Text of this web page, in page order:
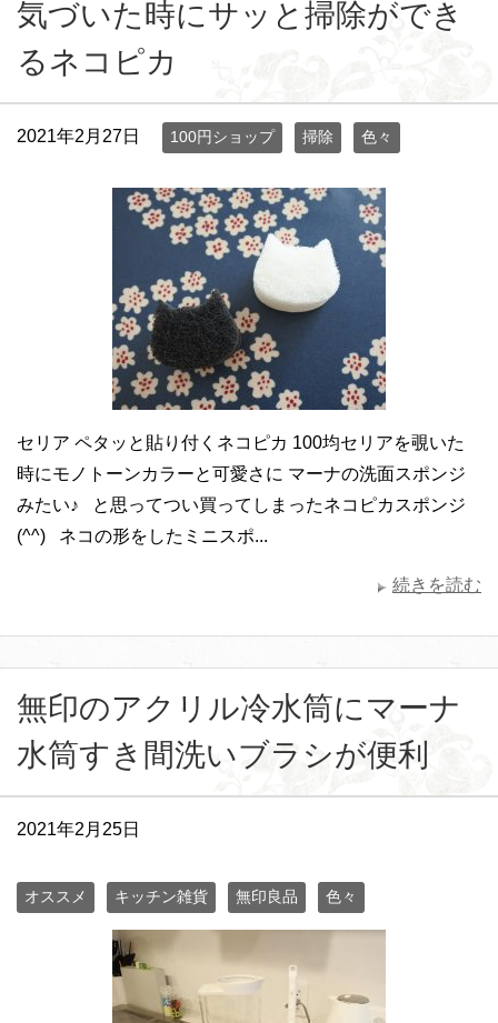
気づいた時にサッと掃除ができ
るネコピカ
2021年2月27日 100円ショップ 掃除 色々
セリア ペタッと貼り付くネコピカ 100均セリアを覗いた
時にモノトーンカラーと可愛さに マーナの洗面スポンジ
みたい♪ と思ってつい買ってしまったネコピカスポンジ
(^^) ネコの形をしたミニスポ...
続きを読む
無印のアクリル冷水筒にマーナ
水筒すき間洗いブラシが便利
2021年2月25日
オススメ キッチン雑貨 無印良品 色々